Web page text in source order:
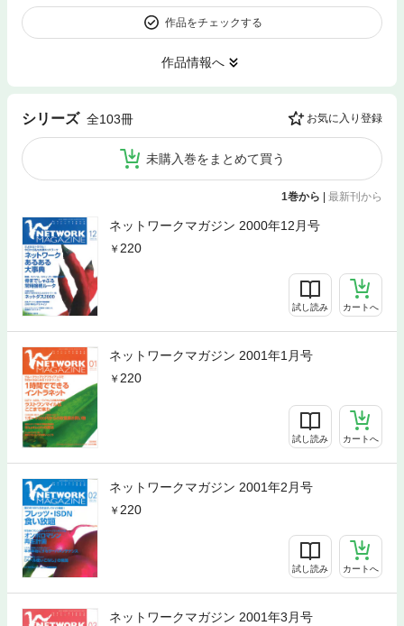
作品をチェックする
作品情報へ
シリーズ 全103冊 お気に入り登録
未購入巻をまとめて買う
1巻から 最新刊から
ネットワークマガジン 2000年12月号
220
試し読み カートへ
ネットワークマガジン 2001年1月号
220
試し読み カートへ
ネットワークマガジン 2001年2月号
220
試し読み カートへ
ネットワークマガジン 2001年3月号